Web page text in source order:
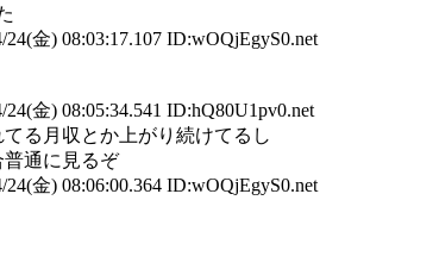
24(金) 08:03:17.107 ID:wOQjEgyS0.net
24(金) 08:05:34.541 ID:hQ80U1pv0.net
る月収とか上がり続けてるし
通に見るぞ
24(金) 08:06:00.364 ID:wOQjEgyS0.net